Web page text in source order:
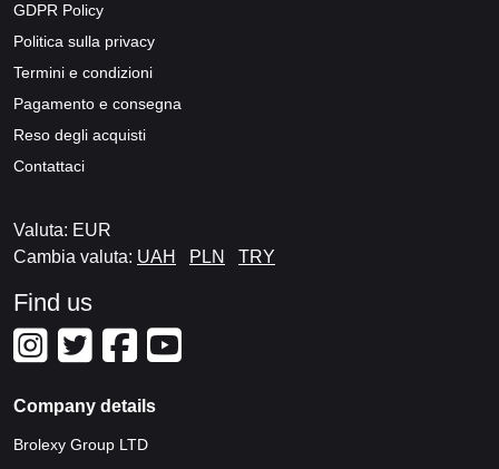
GDPR Policy
Politica sulla privacy
Termini e condizioni
Pagamento e consegna
Reso degli acquisti
Contattaci
Valuta: EUR
Cambia valuta: UAH PLN TRY
Find us
Company details
Brolexy Group LTD